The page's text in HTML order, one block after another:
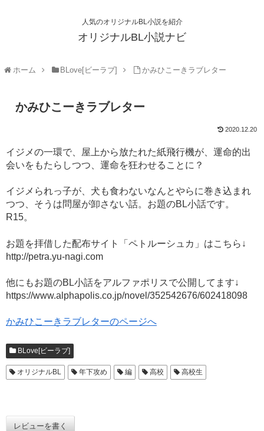
人気のオリジナルBL小説を紹介
オリジナルBL小説ナビ
ホーム BLove[ビーラブ] かみひこーきラブレター
かみひこーきラブレター
2020.12.20
イジメの一環で、屋上から放たれた紙飛行機が、運命的出
会いをもたらしつつ、運命を狂わせることに？
イジメられっ子が、犬も食わないなんとやらに巻き込まれ
つつ、そうは問屋が卸さない話。お題のBL小話です。
R15。
お題を拝借した配布サイト「ペトルーシュカ」はこちら↓
http://petra.yu-nagi.com
他にもお題のBL小話をアルファポリスで公開してます↓
https://www.alphapolis.co.jp/novel/352542676/602418098
かみひこーきラブレターのページへ
BLove[ビーラブ]
オリジナルBL 年下攻め 編 高校 高校生
レビューを書く